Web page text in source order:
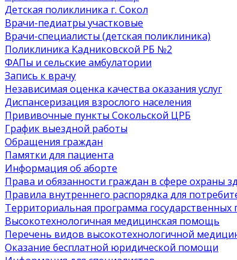
Детская поликлиника г. Сокол
Врачи-педиатры участковые
Врачи-специалисты (детская поликлиника)
Поликлиника Кадниковской РБ №2
ФАПы и сельские амбулатории
Запись к врачу
Независимая оценка качества оказания услуг
Диспансеризация взрослого населения
Прививочные пункты Сокольской ЦРБ
График выездной работы
Обращения граждан
Памятки для пациента
Информация об аборте
Права и обязанности граждан в сфере охраны
Правила внутреннего распорядка для
Территориальная программа
Высокотехнологичная медицинская помощь
Перечень видов высокотехнологичной
Оказание бесплатной юридической помощи